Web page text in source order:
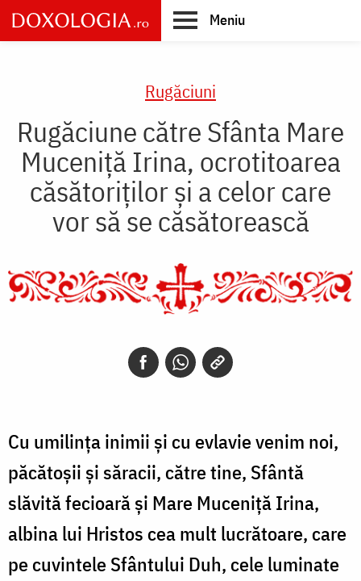
Skip
to
main
Meniu
Rugăciuni
Rugăciune către Sfânta Mare
Muceniţă Irina, ocrotitoarea
căsătoriţilor şi a celor care
vor să se căsătorească
Cu umilinţa inimii şi cu evlavie venim noi,
păcătoşii şi săracii, către tine, Sfântă
slăvită fecioară şi Mare Muceniţă Irina,
albina lui Hristos cea mult lucrătoare, care
pe cuvintele Sfântului Duh, cele luminate